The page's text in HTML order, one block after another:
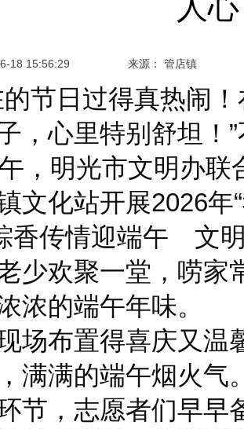
人心
18 15:56:29 来源： 管店镇
日过得真热闹！
，心里特别舒坦！
，明光市文明办
文化站开展2026年
传情迎端午 文明
少欢聚一堂，唠家
浓的端午年味。
布置得喜庆又温
满满的端午烟火气
节，志愿者们早早